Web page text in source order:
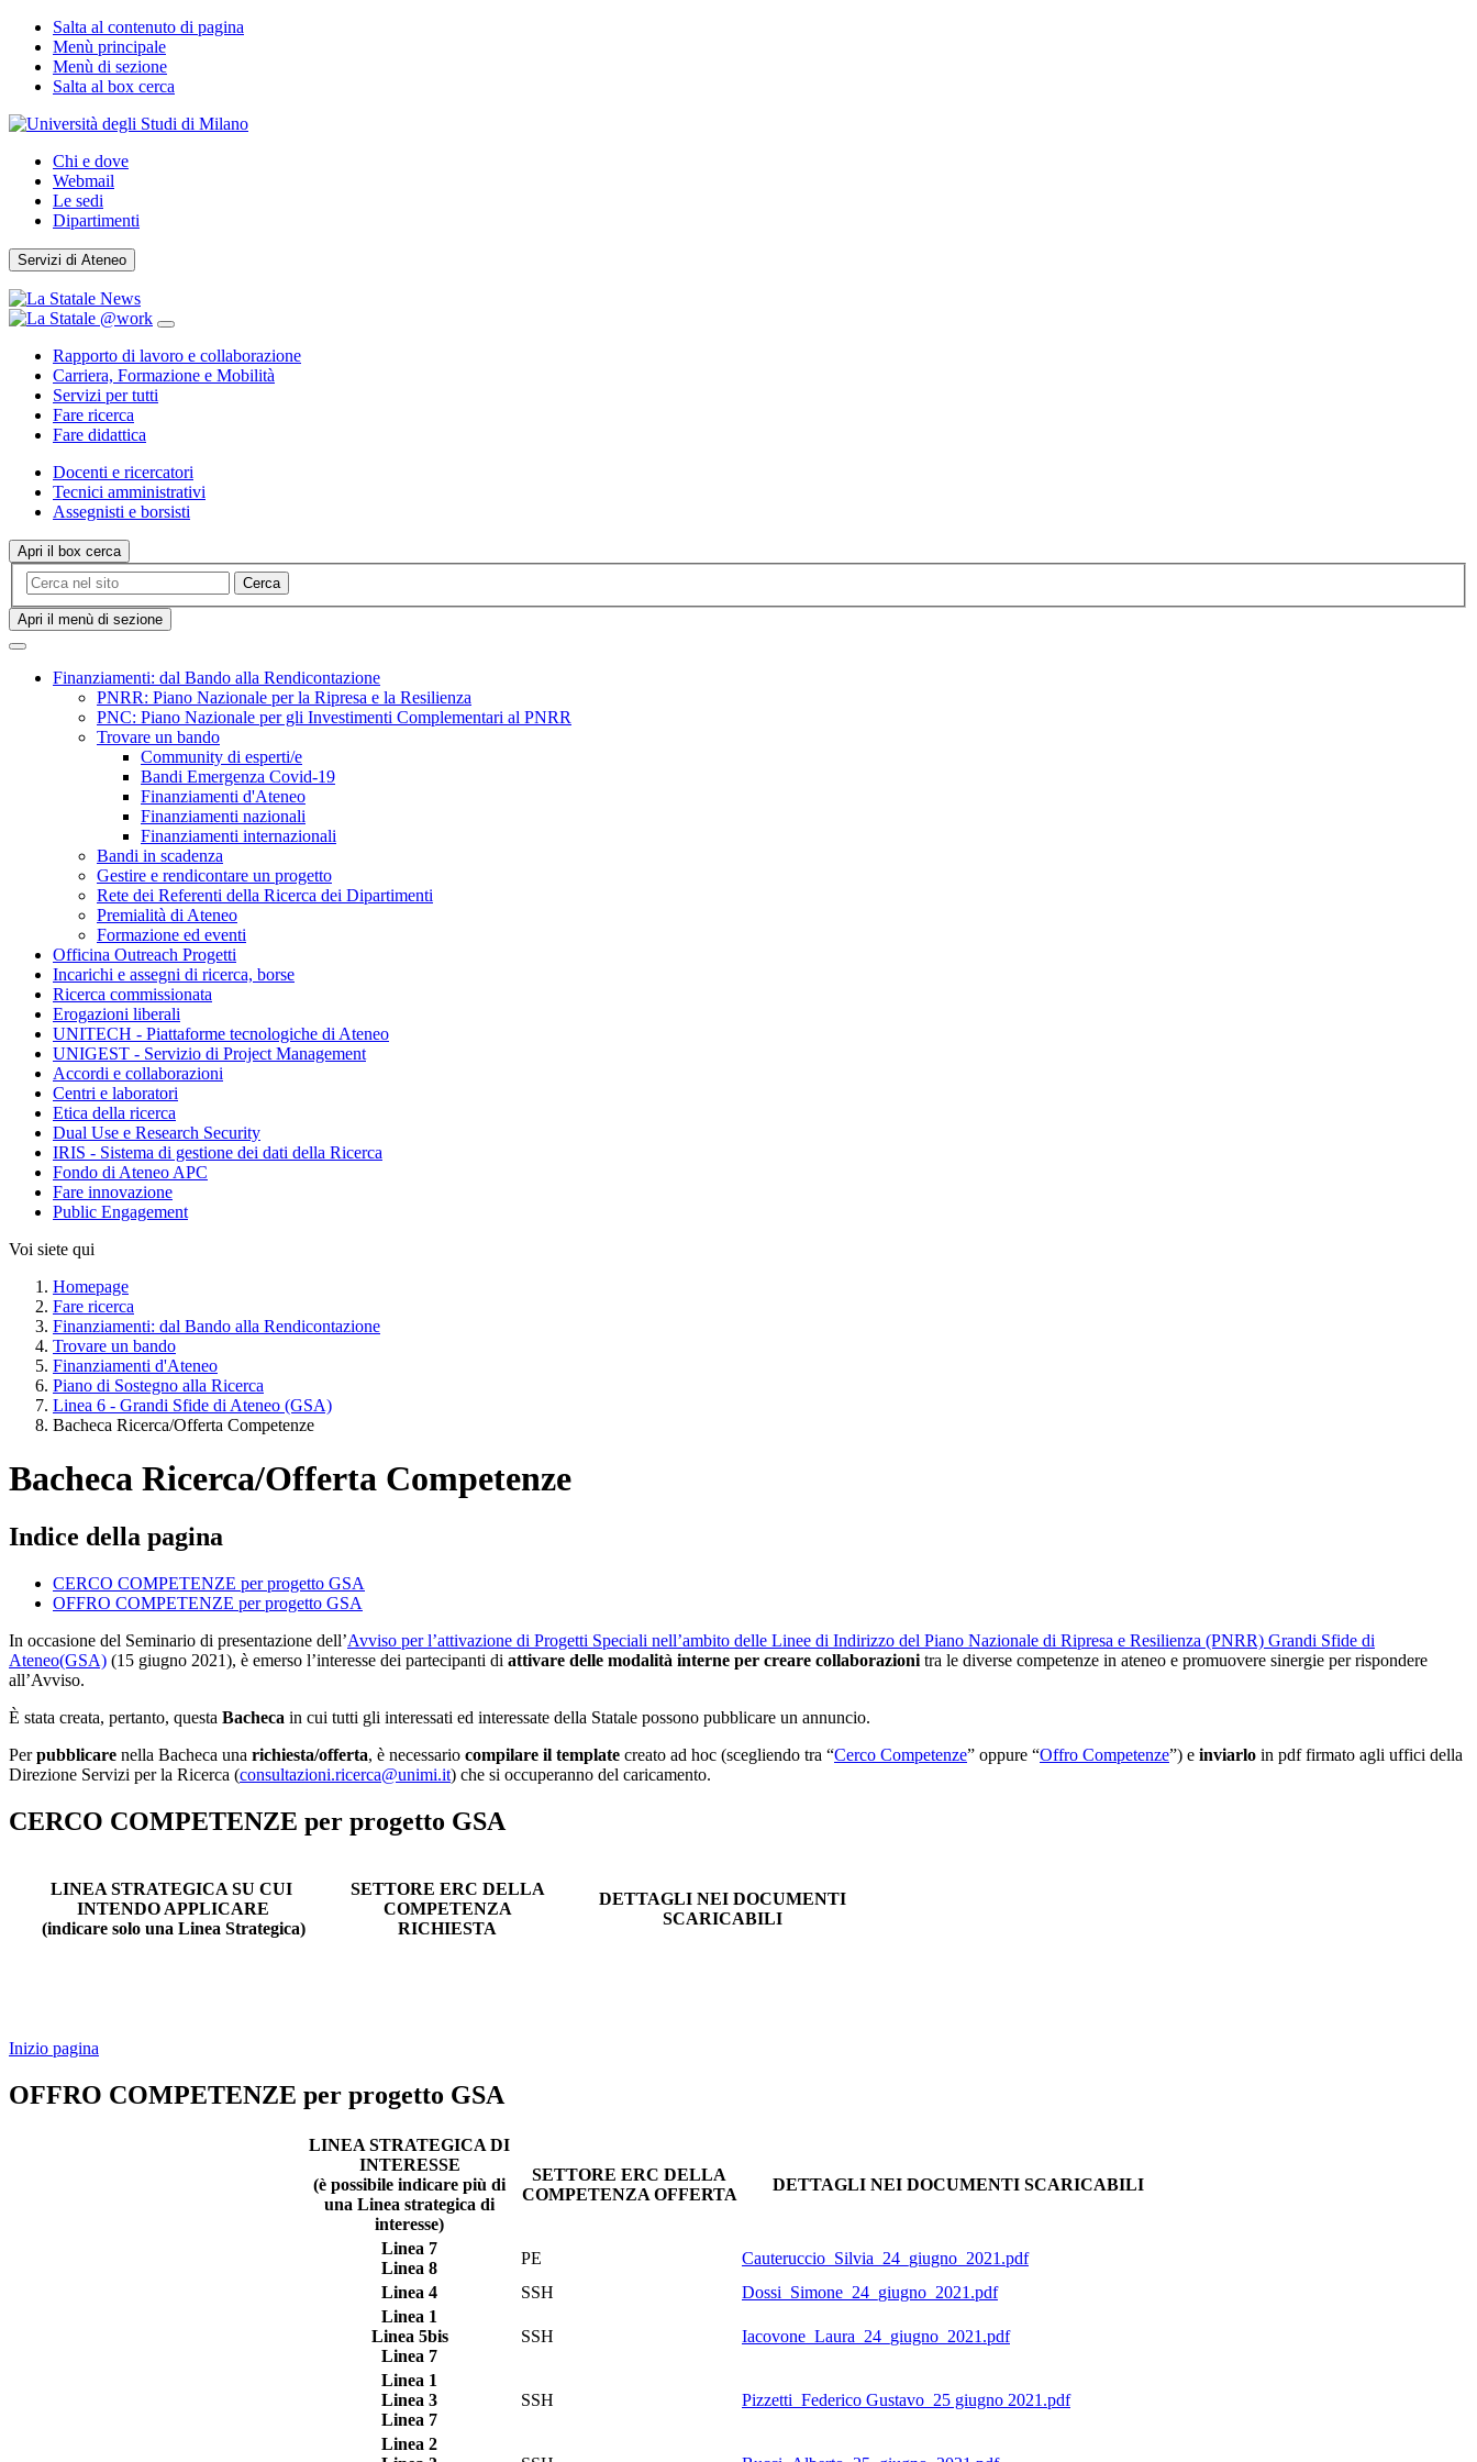
Salta al contenuto di pagina
Menù principale
Menù di sezione
Salta al box cerca
Chi e dove
Webmail
Le sedi
Dipartimenti
Servizi di Ateneo
Rapporto di lavoro e collaborazione
Carriera, Formazione e Mobilità
Servizi per tutti
Fare ricerca
Fare didattica
Docenti e ricercatori
Tecnici amministrativi
Assegnisti e borsisti
Apri il box cerca
Cerca
Apri il menù di sezione
Finanziamenti: dal Bando alla Rendicontazione
PNRR: Piano Nazionale per la Ripresa e la Resilienza
PNC: Piano Nazionale per gli Investimenti Complementari al PNRR
Trovare un bando
Community di esperti/e
Bandi Emergenza Covid-19
Finanziamenti d'Ateneo
Finanziamenti nazionali
Finanziamenti internazionali
Bandi in scadenza
Gestire e rendicontare un progetto
Rete dei Referenti della Ricerca dei Dipartimenti
Premialità di Ateneo
Formazione ed eventi
Officina Outreach Progetti
Incarichi e assegni di ricerca, borse
Ricerca commissionata
Erogazioni liberali
UNITECH - Piattaforme tecnologiche di Ateneo
UNIGEST - Servizio di Project Management
Accordi e collaborazioni
Centri e laboratori
Etica della ricerca
Dual Use e Research Security
IRIS - Sistema di gestione dei dati della Ricerca
Fondo di Ateneo APC
Fare innovazione
Public Engagement
Voi siete qui
Homepage
Fare ricerca
Finanziamenti: dal Bando alla Rendicontazione
Trovare un bando
Finanziamenti d'Ateneo
Piano di Sostegno alla Ricerca
Linea 6 - Grandi Sfide di Ateneo (GSA)
Bacheca Ricerca/Offerta Competenze
Bacheca Ricerca/Offerta Competenze
Indice della pagina
CERCO COMPETENZE per progetto GSA
OFFRO COMPETENZE per progetto GSA
In occasione del Seminario di presentazione dell’Avviso per l’attivazione di Progetti Speciali nell’ambito delle Linee di Indirizzo del Piano Nazionale di Ripresa e Resilienza (PNRR) Grandi Sfide di
Ateneo(GSA) (15 giugno 2021), è emerso l’interesse dei partecipanti di attivare delle modalità interne per creare collaborazioni tra le diverse competenze in ateneo e promuovere sinergie per rispondere
all’Avviso.
È stata creata, pertanto, questa Bacheca in cui tutti gli interessati ed interessate della Statale possono pubblicare un annuncio.
Perpubblicare nella Bacheca una richiesta/offerta, è necessario compilare il template creato ad hoc (scegliendo tra “Cerco Competenze” oppure “Offro Competenze”) e inviarlo in pdf firmato agli uffici della
Direzione Servizi per la Ricerca (consultazioni.ricerca@unimi.it) che si occuperanno del caricamento.
CERCO COMPETENZE per progetto GSA
LINEA STRATEGICA SU CUI
INTENDO APPLICARE
(indicare solo una Linea Strategica)
SETTORE ERC DELLA
COMPETENZA
RICHIESTA
DETTAGLI NEI DOCUMENTI
SCARICABILI
Inizio pagina
OFFRO COMPETENZE per progetto GSA
LINEA STRATEGICA DI
INTERESSE
(è possibile indicare più di
una Linea strategica di
interesse)
SETTORE ERC DELLA
COMPETENZA OFFERTA
DETTAGLI NEI DOCUMENTI SCARICABILI
Linea 7
Linea 8
PE
Cauteruccio_Silvia_24_giugno_2021.pdf
Linea 4
SSH
Dossi_Simone_24_giugno_2021.pdf
Linea 1
Linea 5bis
Linea 7
SSH Iacovone_Laura_24_giugno_2021.pdf
Linea 1
Linea 3
Linea 7
SSH Pizzetti_Federico Gustavo_25 giugno 2021.pdf
Linea 2